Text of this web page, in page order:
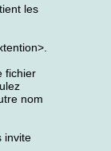
les
fichier
nom
invite